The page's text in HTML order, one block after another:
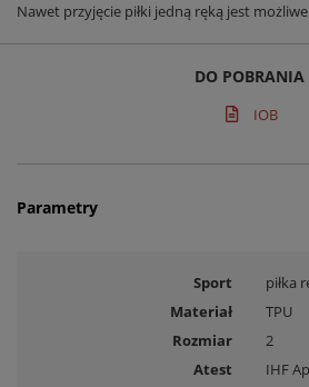
Nawet przyjęcie piłki jedną ręką jest
DO POBRANIA
IOB
Parametry
Sport
piłka
Materiał
TPU
Rozmiar
2
Atest
IHF